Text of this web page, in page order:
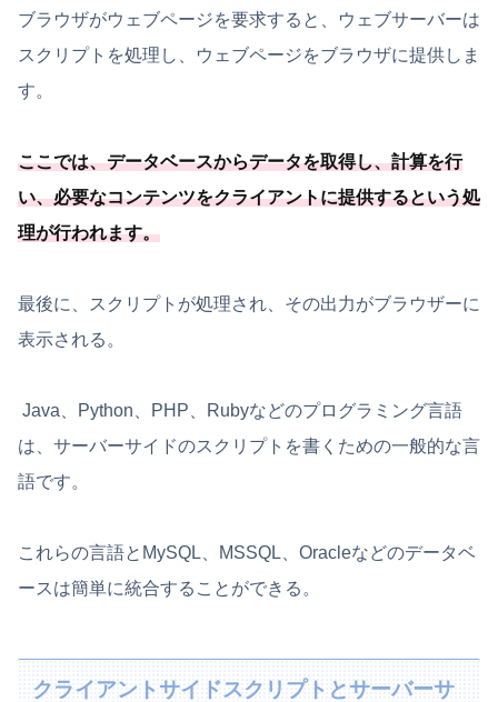
ブラウザがウェブページを要求すると、ウェブサーバーは
スクリプトを処理し、ウェブページをブラウザに提供しま
す。
ここでは、データベースからデータを取得し、計算を行
い、必要なコンテンツをクライアントに提供するという処
理が行われます。
最後に、スクリプトが処理され、その出力がブラウザーに
表示される。
Java、Python、PHP、Rubyなどのプログラミング言語
は、サーバーサイドのスクリプトを書くための一般的な言
語です。
これらの言語とMySQL、MSSQL、Oracleなどのデータベ
ースは簡単に統合することができる。
クライアントサイドスクリプトとサーバーサ